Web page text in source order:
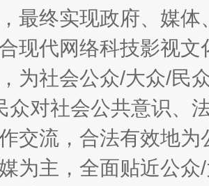
博鳌关键词
魏明亮
最终实现政府、媒
现代网络科技影视
为社会公众/大众/民
众对社会公共意识、
交流，合法有效地
为主，全面贴近公